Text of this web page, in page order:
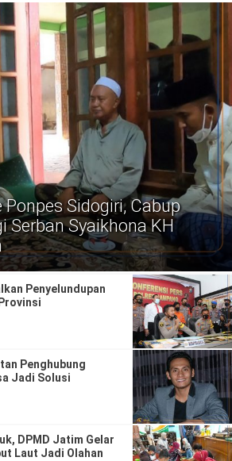
Sidogiri, Cabup
Serban Syaikhona KH
Penyelundupan
Penghubung
Jadi Solusi
DPMD Jatim Gelar
Laut Jadi Olahan